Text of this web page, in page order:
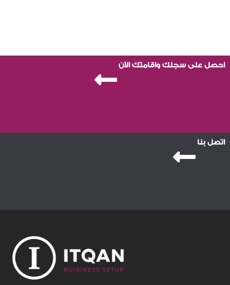
احصل على سجلك واقامتك الآن
اتصل بنا